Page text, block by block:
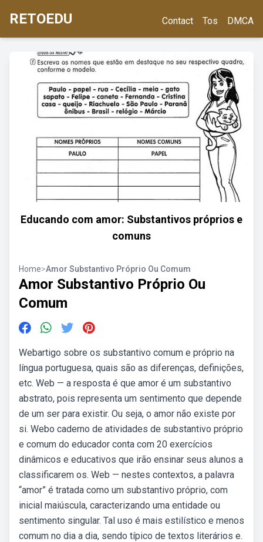
RETOEDU Contact Tos DMCA
Educando com amor: Substantivos próprios e
comuns
Home>Amor Substantivo Próprio Ou Comum
Amor Substantivo Próprio Ou
Comum
Webartigo sobre os substantivo comum e próprio na
língua portuguesa, quais são as diferenças, definições,
etc. Web — a resposta é que amor é um substantivo
abstrato, pois representa um sentimento que depende
de um ser para existir. Ou seja, o amor não existe por
si. Webo caderno de atividades de substantivo próprio
e comum do educador conta com 20 exercícios
dinâmicos e educativos que irão ensinar seus alunos a
classificarem os. Web — nestes contextos, a palavra
“amor” é tratada como um substantivo próprio, com
inicial maiúscula, caracterizando uma entidade ou
sentimento singular. Tal uso é mais estilístico e menos
comum no dia a dia, sendo típico de textos literários e.